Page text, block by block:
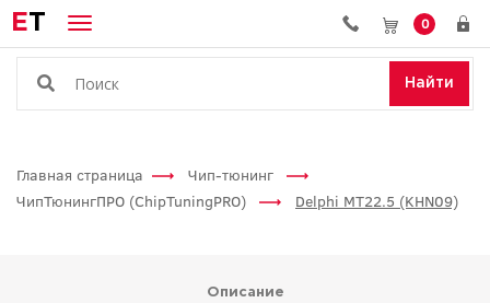
ET 0
Найти
Главная страница
Чип-тюнинг
ЧипТюнингПРО (ChipTuningPRO)
Delphi MT22.5 (KHN09)
Описание